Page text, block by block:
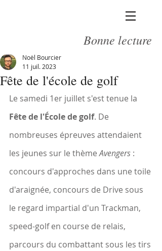
Bonne lecture
Fête de l'école de golf
Noël Bourcier
11 juil. 2023
Le samedi 1er juillet s'est tenue la
Fête de l'École de golf. De
nombreuses épreuves attendaient
les jeunes sur le thème Avengers :
concours d'approches dans une toile
d'araignée, concours de Drive sous
le regard impartial d'un Trackman,
speed-golf en course de relais,
parcours du combattant sous les tirs